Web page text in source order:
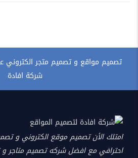
تصميم مواقع و تصميم متجر الكتروني
شركة افادة
امتلك الأن تصميم موقع الكتروني و
احترافي مع افضل شركه تصميم متاجر